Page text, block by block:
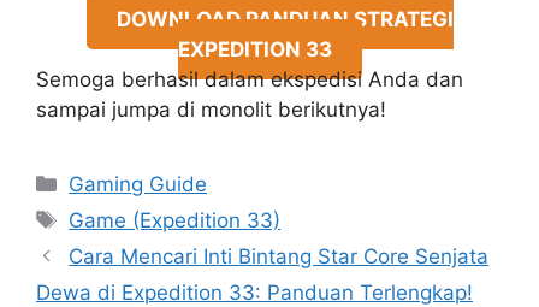
DOWNLOAD PANDUAN STRATEGI
EXPEDITION 33
Semoga berhasil dalam ekspedisi Anda dan
sampai jumpa di monolit berikutnya!
Categories
Gaming Guide
Tags
Game (Expedition 33)
Cara Mencari Inti Bintang Star Core Senjata
Dewa di Expedition 33: Panduan Terlengkap!